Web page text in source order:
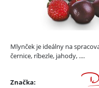
Mlynček je ideálny na
černice, ríbezle, jahody, ....
Značka: